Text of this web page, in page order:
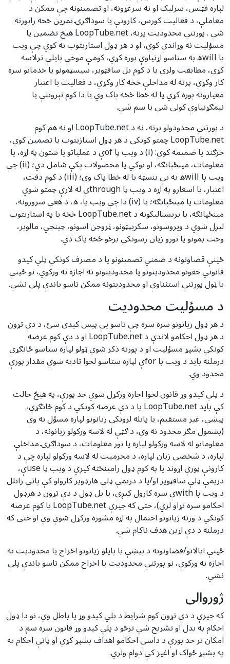
لپاره فټنس، سرلیک او نه سرغړونه، او تضمینونه چې ممکن د
معاملې، د فعالیت کورس، کارونې یا سوداګرۍ تمرین څخه راپورته
شي . پورتني محدودیت پرته، LoopTube.net هیڅ تضمین یا
مسؤلیت نه وړاندې کوي، او د هر ډول استازیتوب نه کوي چې ویب
پا willه به ستاسو اړتیاوې پوره کړي، کومې موخې پایلې ترلاسه
کړي، مطابقت ولري یا د کوم بل سافټویر، سیسټمونو یا خدماتو سره
کار وکړي، پرته له مداخلې څخه کار وکړي، د فعالیت یا اعتبار
معیارونه پوره کړي یا له خطا څخه پاک وي یا دا کوم تېروتنې یا
نیمګړتیاوې کولی شي یا سم شي.
د پورتني محدودولو پرته، نه د LoopTube.net او نه هم کوم
LoopTube.net چمتو کونکی د هر ډول استازیتوب یا تضمین کوي،
څرګند یا ضمیمه کوي: (i) د ویب پا ofې د عملیاتو یا شتون په اړه، یا
معلومات، مینځپانګه، او توکي یا محصولات پکې شامل دي؛ (ii) چې
ویب پا willه به بې بنسټه یا له خطا پاک وي؛ (iii) د کوم دقت،
اعتبار، یا اسعارو په اړه د ویب پا throughې له لارې چمتو شوي
معلومات یا مینځپانګه؛ یا (iv) دا چې ویب پا، ه، د هغې سرورونه،
مینځپانګه، یا بریښنالیکونه د LoopTube.net څخه یا په استازیتوب
لیږل شوي د ویروسونو، سکریپټونو، ټروجن اسونو، چینجي، مالویر،
وخت بمونو یا نورو زیان رسونکي برخو څخه پاک دي.
ځینې قضاوتونه د ضمني تضمینونو یا د مصرف کونکي پلي کیدو
قانوني حقونو محدودیتونو یا محدودیتونو ته اجازه نه ورکوي، نو ځینې
یا ټول پورتني استثناوې او محدودیتونه ممکن تاسو باندې پلي نشي.
د مسؤلیت محدودیت
د هر ډول زیانونو سره سره چې تاسو یې پیښ کیدی شئ، د دې تړون
د هر ډول احکامو لاندې د LoopTube.net او د دې کوم عرضه
کونکي بشپړ مسؤلیت او د پورته ذکر شوي ټولو لپاره ستاسو ځانګړې
درملنه باید د ویب پا forې لپاره ستاسو لخوا تادیه شوي مقدار پورې
محدود وي.
د پلي کیدو وړ قانون لخوا اجازه ورکړل شوي حد پورې، په هیڅ حالت
کې باید LoopTube.net یا د دې عرضه کونکي د کوم ځانګړي،
پیښې، غیر مستقیم، یا پایله لرونکي زیانونو لپاره مسؤل نه وي
(پشمول مګر محدود نه وي، د ګټې له لاسه ورکولو زیانونه، د
معلوماتو له لاسه ورکولو لپاره یا نور معلومات، د سوداګرۍ مداخلې
لپاره، د شخصي زیان لپاره، د محرمیت له لاسه ورکولو لپاره چې د
کارونې پورې اړوند یا په کوم ډول رامینځته کیږي د ویب پا useې،
دریمې ډلې سافټویر او/یا د دریمې ډلې هارډویر کارولو کې پاتې راتلل
د ویب پا withې سره کارول کیږي، یا بل ډول د دې تړون د هرډول
احکامو سره تړاو لري)، حتی که چیرې LoopTube.net یا کوم عرضه
کونکي د ورته زیانونو احتمال په اړه مشوره ورکړل شوې وي او حتی که
درملنه د دې اړین هدف ناکام شي.
ځینې ایالاتو/قضاوتونه د پیښې یا پایلو زیانونو اخراج یا محدودیت ته
اجازه نه ورکوي، نو پورتني محدودیت یا اخراج ممکن تاسو باندې پلي
نشي.
ژوروالی
که چیرې د دې تړون کوم شرایط د پلي کیدو وړ یا باطل وي، نو دا ډول
احکام به بدل او تشریح شي ترڅو د پلي کیدو وړ قانون سره سم د
امکان تر حد پورې د داسې احکامو اهداف بشپړ کړي او پاتې احکام به
په بشپړ ځواک او اغیز کې دوام ولري.